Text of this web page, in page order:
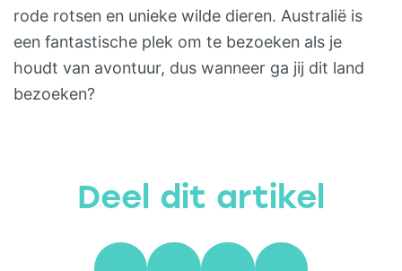
rode rotsen en unieke wilde dieren. Australië is
een fantastische plek om te bezoeken als je
houdt van avontuur, dus wanneer ga jij dit land
bezoeken?
Deel dit artikel